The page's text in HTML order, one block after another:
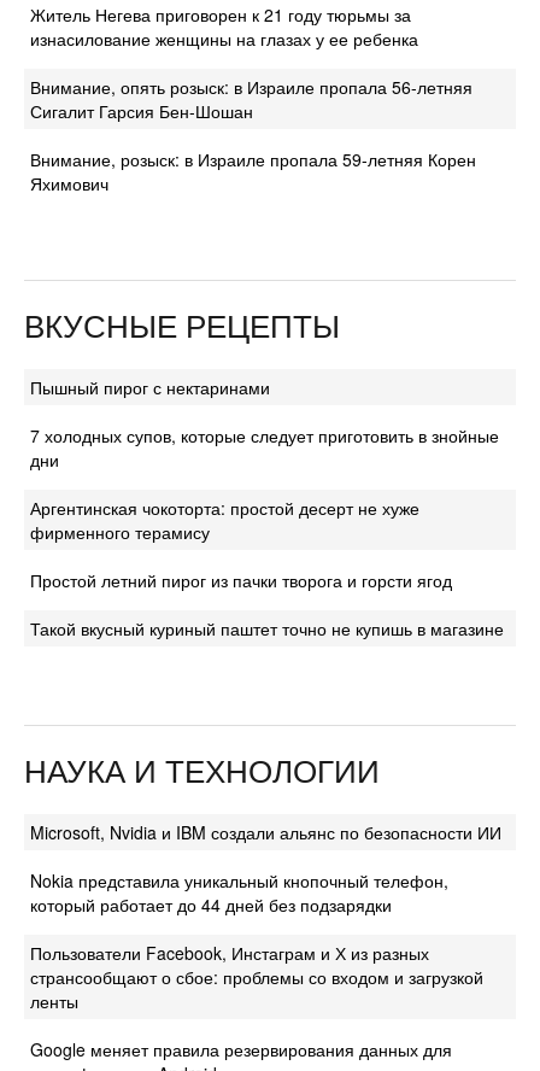
Житель Негева приговорен к 21 году тюрьмы за
изнасилование женщины на глазах у ее ребенка
Внимание, опять розыск: в Израиле пропала 56-летняя
Сигалит Гарсия Бен-Шошан
Внимание, розыск: в Израиле пропала 59-летняя Корен
Яхимович
ВКУСНЫЕ РЕЦЕПТЫ
Пышный пирог с нектаринами
7 холодных супов, которые следует приготовить в знойные
дни
Аргентинская чокоторта: простой десерт не хуже
фирменного терамису
Простой летний пирог из пачки творога и горсти ягод
Такой вкусный куриный паштет точно не купишь в магазине
НАУКА И ТЕХНОЛОГИИ
Microsoft, Nvidia и IBM создали альянс по безопасности ИИ
Nokia представила уникальный кнопочный телефон,
который работает до 44 дней без подзарядки
Пользователи Facebook, Инстаграм и Х из разных
странсообщают о сбое: проблемы со входом и загрузкой
ленты
Google меняет правила резервирования данных для